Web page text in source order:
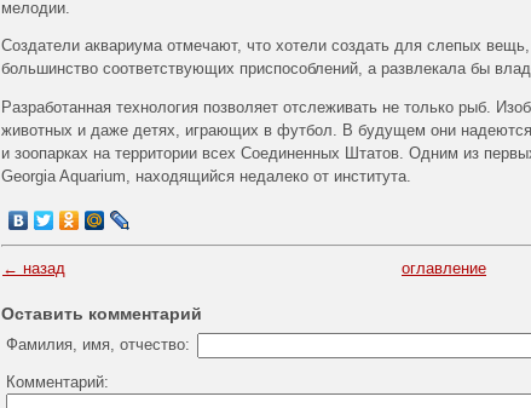
мелодии.
Создатели аквариума отмечают, что хотели создать для слепых
большинство соответствующих приспособлений, а развлекала бы
Разработанная технология позволяет отслеживать не только рыб.
животных и даже детях, играющих в футбол. В будущем они надеются
и зоопарках на территории всех Соединенных Штатов. Одним из
Georgia Aquarium, находящийся недалеко от института.
← назад оглавление
Оставить комментарий
Фамилия, имя, отчество:
Комментарий: